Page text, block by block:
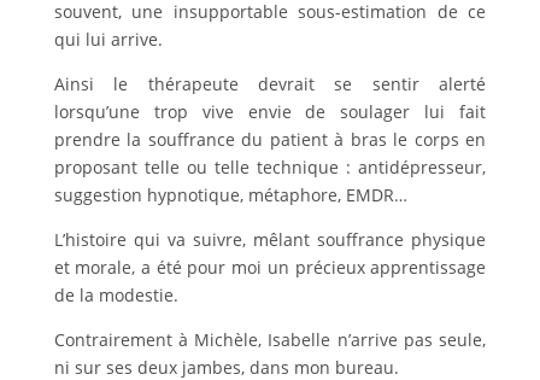
souvent, une insupportable sous-estimation de ce
qui lui arrive.
Ainsi le thérapeute devrait se sentir alerté
lorsqu’une trop vive envie de soulager lui fait
prendre la souffrance du patient à bras le corps en
proposant telle ou telle technique : antidépresseur,
suggestion hypnotique, métaphore, EMDR…
L’histoire qui va suivre, mêlant souffrance physique
et morale, a été pour moi un précieux apprentissage
de la modestie.
Contrairement à Michèle, Isabelle n’arrive pas seule,
ni sur ses deux jambes, dans mon bureau.